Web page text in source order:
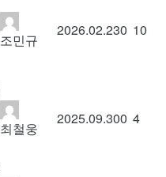
조민규
2026.02.230 10
최철웅
2025.09.300 4